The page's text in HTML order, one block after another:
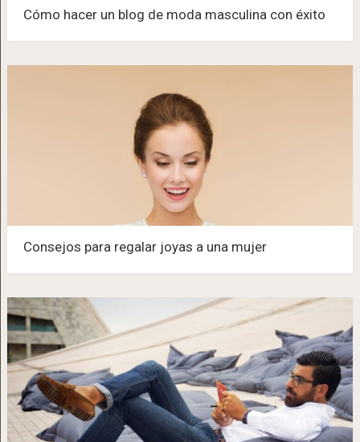
Cómo hacer un blog de moda masculina con éxito
Consejos para regalar joyas a una mujer